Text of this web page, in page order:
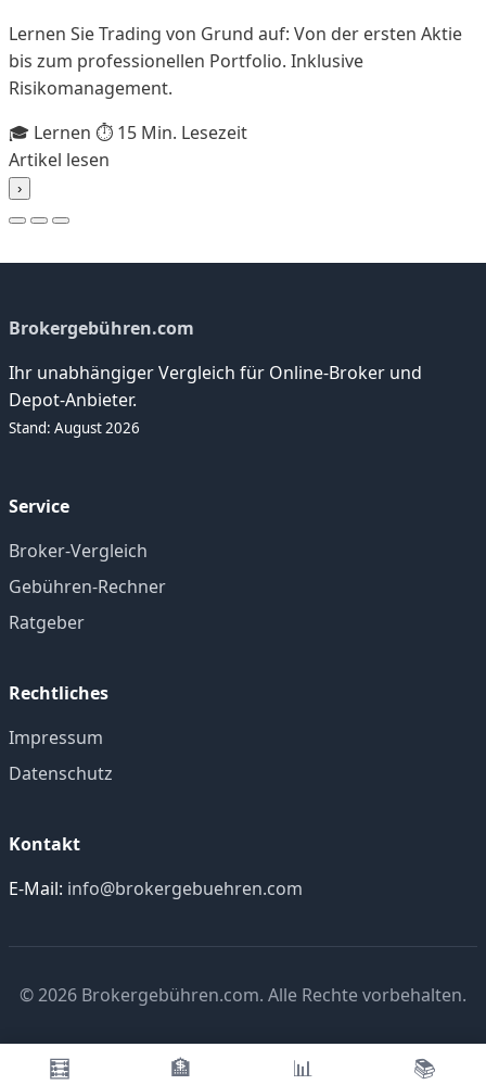
🧮 🏦 📊 📚
Lernen Sie Trading von Grund auf: Von der ersten Aktie
bis zum professionellen Portfolio. Inklusive
Risikomanagement.
🎓 Lernen ⏱️ 15 Min. Lesezeit
Artikel lesen
›
Brokergebühren.com
Ihr unabhängiger Vergleich für Online-Broker und
Depot-Anbieter.
Stand: August 2026
Service
Broker-Vergleich
Gebühren-Rechner
Ratgeber
Rechtliches
Impressum
Datenschutz
Kontakt
E-Mail: info@brokergebuehren.com
© 2026 Brokergebühren.com. Alle Rechte vorbehalten.